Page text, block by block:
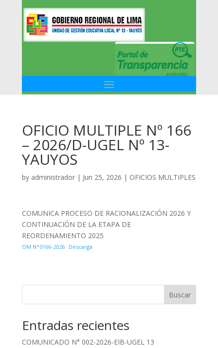
OFICIO MULTIPLE Nº 166
– 2026/D-UGEL Nº 13-
YAUYOS
by administrador| Jun 25, 2026 | OFICIOS MULTIPLES
COMUNICA PROCESO DE RACIONALIZACIÓN 2026 Y
CONTINUACIÓN DE LA ETAPA DE
REORDENAMIENTO 2025
OM N°0166-2026 Descarga
Buscar
Entradas recientes
COMUNICADO N° 002-2026-EIB-UGEL 13